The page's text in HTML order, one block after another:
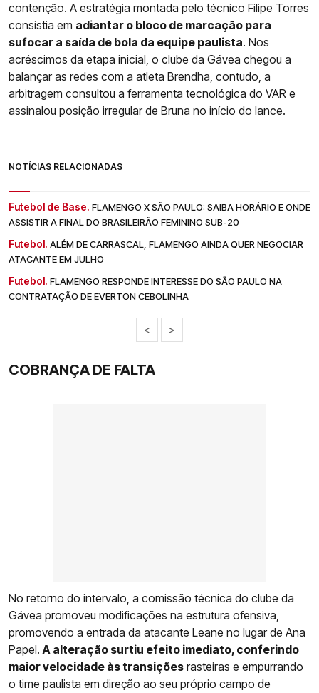
contenção. A estratégia montada pelo técnico Filipe Torres
consistia em adiantar o bloco de marcação para
sufocar a saída de bola da equipe paulista. Nos
acréscimos da etapa inicial, o clube da Gávea chegou a
balançar as redes com a atleta Brendha, contudo, a
arbitragem consultou a ferramenta tecnológica do VAR e
assinalou posição irregular de Bruna no início do lance.
NOTÍCIAS RELACIONADAS
Futebol de Base. FLAMENGO X SÃO PAULO: SAIBA HORÁRIO E ONDE
ASSISTIR A FINAL DO BRASILEIRÃO FEMININO SUB-20
Futebol. ALÉM DE CARRASCAL, FLAMENGO AINDA QUER NEGOCIAR
ATACANTE EM JULHO
Futebol. FLAMENGO RESPONDE INTERESSE DO SÃO PAULO NA
CONTRATAÇÃO DE EVERTON CEBOLINHA
< >
COBRANÇA DE FALTA
No retorno do intervalo, a comissão técnica do clube da
Gávea promoveu modificações na estrutura ofensiva,
promovendo a entrada da atacante Leane no lugar de Ana
Papel. A alteração surtiu efeito imediato, conferindo
maior velocidade às transições rasteiras e empurrando
o time paulista em direção ao seu próprio campo de